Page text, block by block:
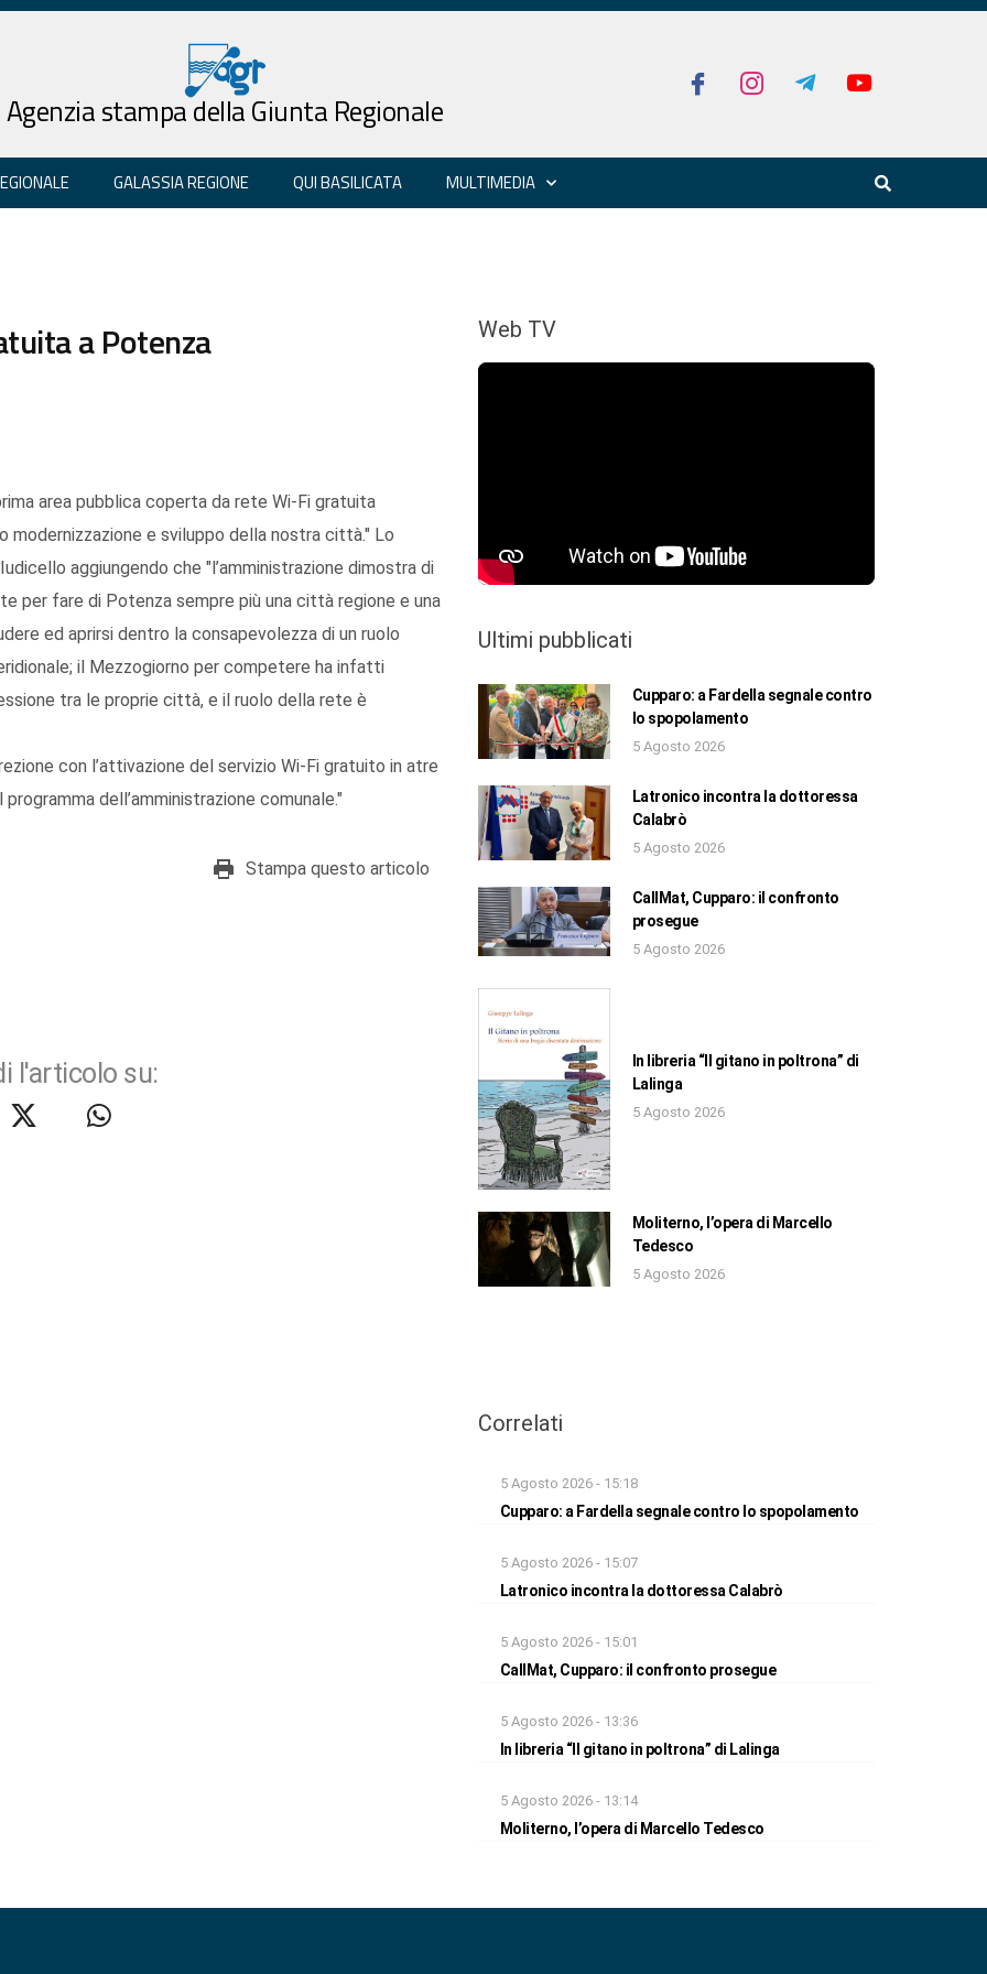
Agenzia stampa della Giunta Regionale
GALASSIA REGIONE QUI BASILICATA MULTIMEDIA
a Potenza
area pubblica coperta da rete Wi-Fi gratuita
e sviluppo della nostra città." Lo
aggiungendo che "l’amministrazione dimostra di
per fare di Potenza sempre più una città regione e una
ed aprirsi dentro la consapevolezza di un ruolo
il Mezzogiorno per competere ha infatti
tra le proprie città, e il ruolo della rete è
con l’attivazione del servizio Wi-Fi gratuito in atre
dell’amministrazione comunale."
Stampa questo articolo
l'articolo su:
Web TV
Ultimi pubblicati
Cupparo: a Fardella segnale contro
lo spopolamento
5 Agosto 2026
Latronico incontra la dottoressa
Calabrò
5 Agosto 2026
CallMat, Cupparo: il confronto
prosegue
5 Agosto 2026
In libreria “Il gitano in poltrona” di
Lalinga
5 Agosto 2026
Moliterno, l’opera di Marcello
Tedesco
5 Agosto 2026
Correlati
5 Agosto 2026 - 15:18
Cupparo: a Fardella segnale contro lo spopolamento
5 Agosto 2026 - 15:07
Latronico incontra la dottoressa Calabrò
5 Agosto 2026 - 15:01
CallMat, Cupparo: il confronto prosegue
5 Agosto 2026 - 13:36
In libreria “Il gitano in poltrona” di Lalinga
5 Agosto 2026 - 13:14
Moliterno, l’opera di Marcello Tedesco